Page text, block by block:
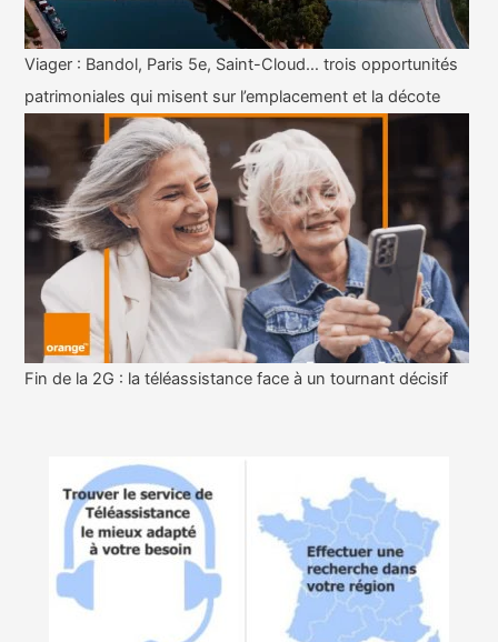
Viager : Bandol, Paris 5e, Saint-Cloud… trois opportunités
patrimoniales qui misent sur l’emplacement et la décote
Fin de la 2G : la téléassistance face à un tournant décisif